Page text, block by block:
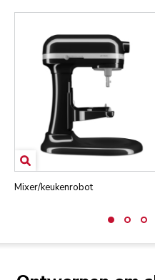
Mixer/keukenrobot